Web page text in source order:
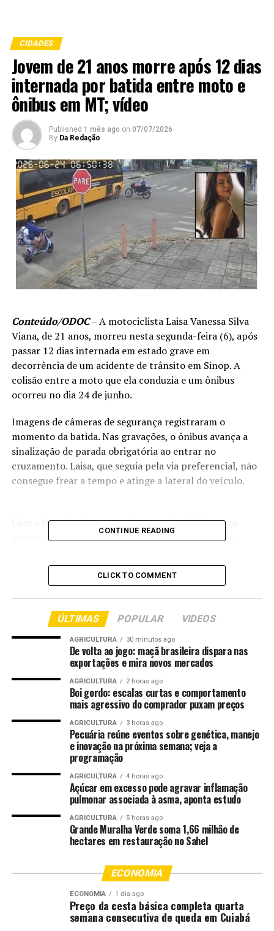
CIDADES
Jovem de 21 anos morre após 12 dias
internada por batida entre moto e
ônibus em MT; vídeo
Published 1 mês ago on 07/07/2026
By Da Redação
Conteúdo/ODOC– A motociclista Laisa Vanessa Silva
Viana, de 21 anos, morreu nesta segunda-feira (6), após
passar 12 dias internada em estado grave em
decorrência de um acidente de trânsito em Sinop. A
colisão entre a moto que ela conduzia e um ônibus
ocorreu no dia 24 de junho.
Imagens de câmeras de segurança registraram o
momento da batida. Nas gravações, o ônibus avança a
sinalização de parada obrigatória ao entrar no
cruzamento. Laisa, que seguia pela via preferencial, não
consegue frear a tempo e atinge a lateral do veículo.
Com a força do impacto, a jovem sofreu ferimentos
graves e foi socorrida por uma equipe do Corpo de
Sinop, onde permaneceu internada, mas não resistiu às
Após a confirmação da morte, o corpo foi levado ao
Instituto Médico Legal (IML), onde passou por exame de
necropsia. Em seguida, foi liberado para os
procedimentos fúnebres.
Comentários
RELATED TOPICS: ANOS APÓS BATIDA
CUIABÁ
DESTAQUE DIAS ENTRE
INTERNADA
MORRE MOTO ÔNIBUS POR VÍDEO
UP NEXT
Mulher morre após sofrer queimaduras em 90% do
corpo durante incêndio em MT
DON'T MISS
Veja o que agentes públicos não podem fazer durante a
campanha eleitoral
CONTINUE READING
CLICK TO COMMENT
ÚLTIMAS POPULAR VIDEOS
AGRICULTURA 30 minutos ago
De volta ao jogo: maçã brasileira dispara nas
exportações e mira novos mercados
AGRICULTURA 2 horas ago
Boi gordo: escalas curtas e comportamento
mais agressivo do comprador puxam preços
AGRICULTURA 3 horas ago
Pecuária reúne eventos sobre genética, manejo
e inovação na próxima semana; veja a
programação
AGRICULTURA 4 horas ago
Açúcar em excesso pode agravar inflamação
pulmonar associada à asma, aponta estudo
AGRICULTURA 5 horas ago
Grande Muralha Verde soma 1,66 milhão de
hectares em restauração no Sahel
ECONOMIA
ECONOMIA 1 dia ago
Preço da cesta básica completa quarta
semana consecutiva de queda em Cuiabá